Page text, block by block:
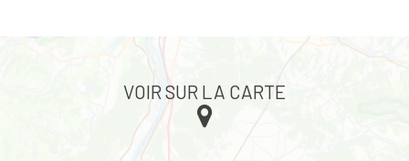
VOIR SUR LA CARTE